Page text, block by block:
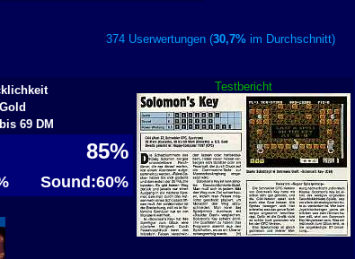
374 Userwertungen (30,7% im
Testbericht
69 DM
85%
Sound:60%